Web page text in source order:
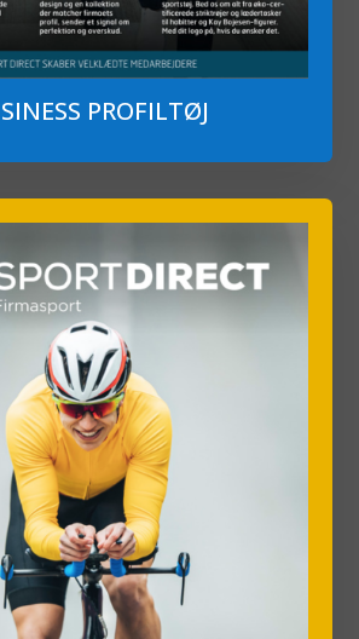
PROFILTØJ